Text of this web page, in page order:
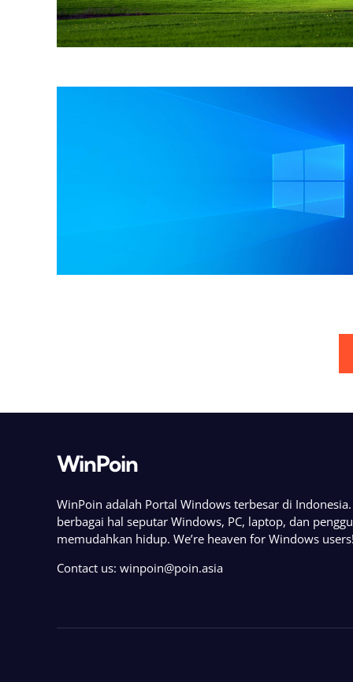
WinPoin
WinPoin adalah Portal Windows terbesar di
berbagai hal seputar Windows, PC, laptop, dan
memudahkan hidup. We’re heaven for Windows users!
Contact us: winpoin@poin.asia